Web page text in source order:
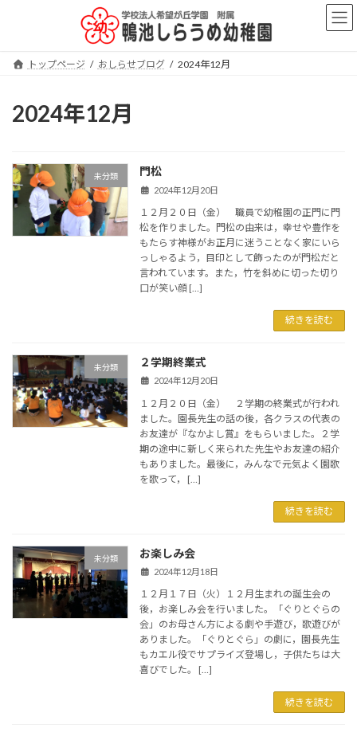
トップページ おしらせブログ 2024年12月
2024年12月
未分類 門松
2024年12月20日
１２月２０日（金） 職員で幼稚園の正門に門
松を作りました。門松の由来は，幸せや豊作を
もたらす神様がお正月に迷うことなく家にいら
っしゃるよう，目印として飾ったのが門松だと
言われています。また，竹を斜めに切った切り
口が笑い顔 […]
続きを読む
未分類 ２学期終業式
2024年12月20日
１２月２０日（金） ２学期の終業式が行われ
ました。園長先生の話の後，各クラスの代表の
お友達が『なかよし賞』をもらいました。２学
期の途中に新しく来られた先生やお友達の紹介
もありました。最後に，みんなで元気よく園歌
を歌って， […]
続きを読む
未分類 お楽しみ会
2024年12月18日
１２月１７日（火）１２月生まれの誕生会の
後，お楽しみ会を行いました。「ぐりとぐらの
会」のお母さん方による劇や手遊び，歌遊びが
ありました。「ぐりとぐら」の劇に，園長先生
もカエル役でサプライズ登場し，子供たちは大
喜びでした。 […]
続きを読む